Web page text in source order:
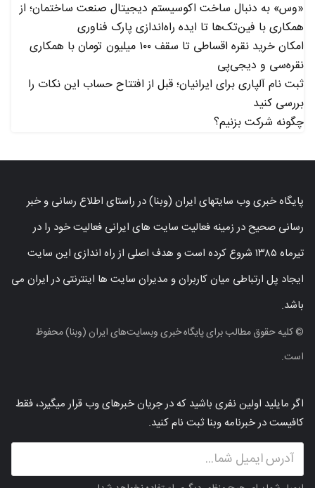
«وس» به دنبال ساخت اکوسیستم دیجیتال صنعت ساختمان؛ از
همکاری با فین‌تک‌ها تا ایده راه‌اندازی پارک فناوری
امکان خرید نقره اقساطی تا سقف ۱۰۰ میلیون تومان با همکاری
نقره‌سی و دیجی‌پی
ثبت نام آلپاری برای ایرانیان؛ قبل از افتتاح حساب این نکات را
بررسی کنید
چگونه شرکت بزنیم؟
پایگاه خبری وب سایتهای ایران (وبنا) در راستای اطلاع رسانی و خبر
رسانی صحیح در زمینه فعالیت سایت های ایرانی فعالیت خود را در
تیرماه ۱۳۸۵ شروع کرده است و هدف اصلی از راه اندازی این سایت
ایجاد پل ارتباطی میان کاربران و مدیران سایت ها اینترنتی در ایران می
باشد.
© کلیه حقوق مطالب برای پایگاه خبری وبسایت‌های ایران (وبنا) محفوظ
است.
اگر مایلید اولین نفری باشید که در جریان خبرهای وب قرار میگیرد، فقط
کافیست در خبرنامه وبنا ثبت نام کنید.